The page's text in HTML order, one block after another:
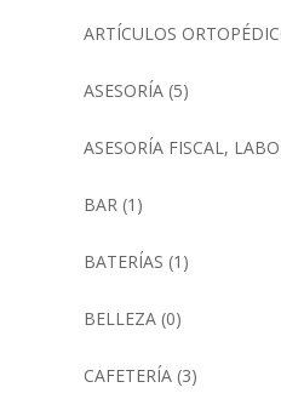
ARTÍCULOS
ASESORÍA(5)
ASESORÍA FISCAL,
BAR(1)
BATERÍAS (1)
BELLEZA(0)
CAFETERÍA(3)